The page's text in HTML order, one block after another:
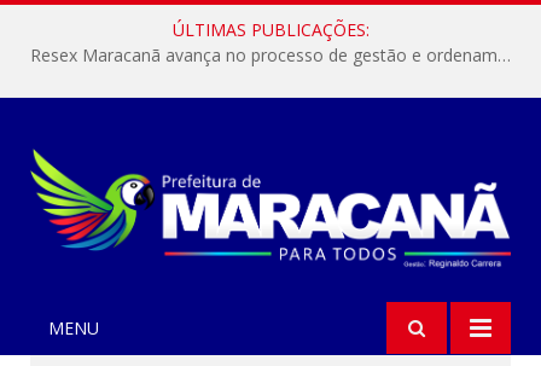
ÚLTIMAS PUBLICAÇÕES:
Resex Maracanã avança no processo de gestão e ordenamento do turismo em nossas áreas protegidas.
MENU